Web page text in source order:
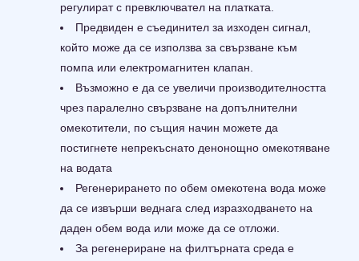
регулират с превключвател на платката.
Предвиден е съединител за изходен сигнал,
който може да се използва за свързване към
помпа или електромагнитен клапан.
Възможно е да се увеличи производителността
чрез паралелно свързване на допълнителни
омекотители, по същия начин можете да
постигнете непрекъснато денонощно омекотяване
на водата
Регенерирането по обем омекотена вода може
да се извърши веднага след изразходването на
даден обем вода или може да се отложи.
За регенериране на филтърната среда е